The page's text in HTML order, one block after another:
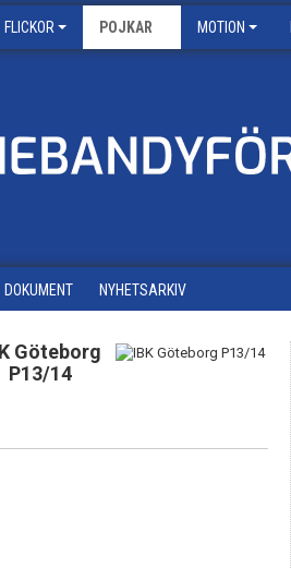
FLICKOR POJKAR MOTION
DOKUMENT NYHETSARKIV
Göteborg
P13/14